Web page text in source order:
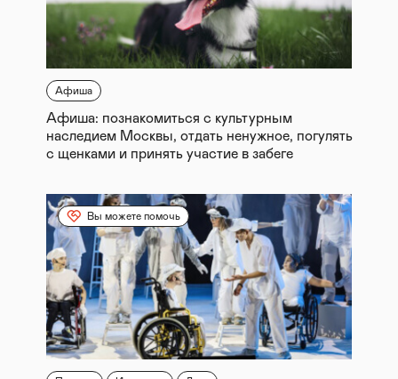
Афиша
Афиша: познакомиться с культурным
наследием Москвы, отдать ненужное, погулять
с щенками и принять участие в забеге
Вы можете помочь